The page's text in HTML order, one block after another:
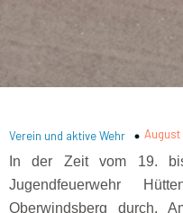
Verein und aktive Wehr August
In der Zeit vom 19.
Jugendfeuerwehr
Oberwindsberg durch.